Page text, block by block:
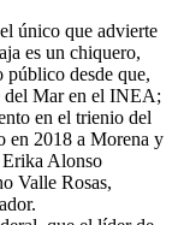
único que advierte
es un chiquero,
público desde que,
del Mar en el INEA;
en el trienio del
en 2018 a Morena y
Alonso
Valle Rosas,